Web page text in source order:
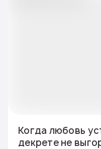
Когда любовь
декрете не